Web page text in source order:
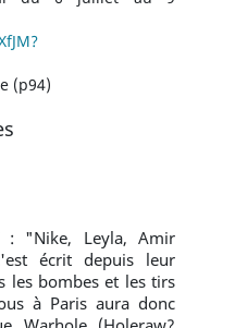
(p94)
: "Nike, Leyla, Amir
écrit depuis leur
les bombes et les tirs
à Paris aura donc